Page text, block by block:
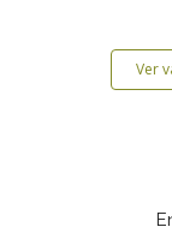
Ver